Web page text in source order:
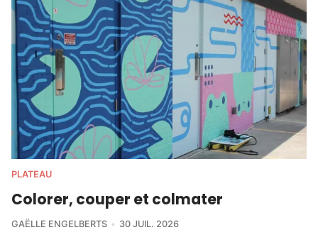
PLATEAU
Colorer, couper et colmater
GAËLLE ENGELBERTS 30 JUIL. 2026